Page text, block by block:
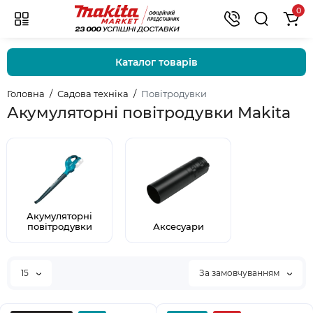
0
Каталог товарів
Головна Садова техніка Повітродувки
Акумуляторні повітродувки Makita
Акумуляторні
повітродувки
Аксесуари
15 За замовчуванням